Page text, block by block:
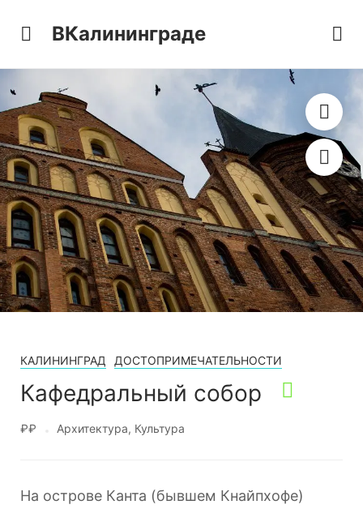
ВКалининграде
КАЛИНИНГРАД ДОСТОПРИМЕЧАТЕЛЬНОСТИ
Кафедральный собор
₽₽ Архитектура Культура
На острове Канта (бывшем Кнайпхофе)